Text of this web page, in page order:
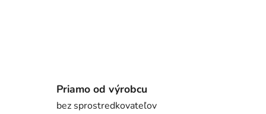
Priamo od výrobcu
bez sprostredkovateľov